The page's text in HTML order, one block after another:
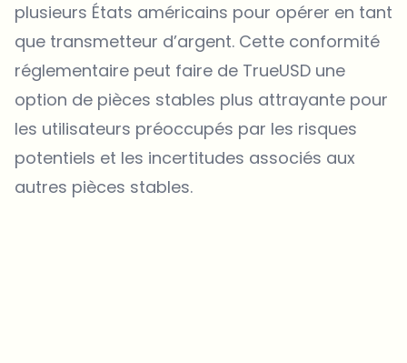
plusieurs États américains pour opérer en tant
que transmetteur d’argent. Cette conformité
réglementaire peut faire de TrueUSD une
option de pièces stables plus attrayante pour
les utilisateurs préoccupés par les risques
potentiels et les incertitudes associés aux
autres pièces stables.